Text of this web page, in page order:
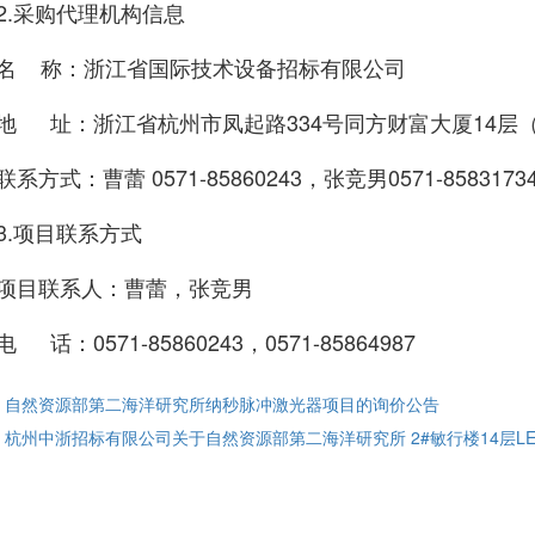
采购代理机构信息
称：浙江省国际技术设备招标有限公司
址：浙江省杭州市凤起路334号同方财富大厦14层
系方式： 曹蕾 0571-85860243，张竞男0571-
项目联系方式
目联系人：曹蕾，张竞男
话：0571-85860243，0571-85864987
自然资源部第二海洋研究所纳秒脉冲激光器项目的询价公告
州中浙招标有限公司关于自然资源部第二海洋研究所 2#敏行楼14层